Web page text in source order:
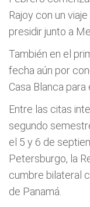
Rajoy con un
presidir junto a
También en el
fecha aún por
Casa Blanca
Entre las citas
segundo
el 5 y 6 de
Petersburgo, la
cumbre bilateral
de Panamá.